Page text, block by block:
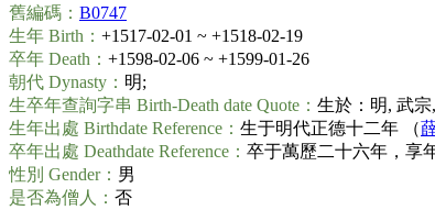
舊編碼： B0747
生年 Birth： +1517-02-01 ~ +1518-02-19
卒年 Death： +1598-02-06 ~ +1599-01-26
朝代 Dynasty： 明;
生卒年查詢字串 Birth-Death date Quote： 生於：明, 武
生年出處 Birthdate Reference： 生于明代正德十二年 （
卒年出處 Deathdate Reference： 卒于萬歷二十六年，享
性別 Gender： 男
是否為僧人： 否